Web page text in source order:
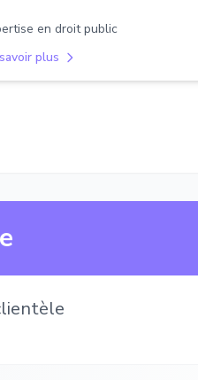
en droit public
plus